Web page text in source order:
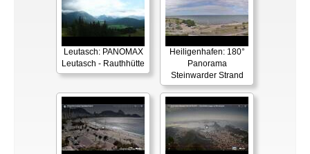
Leutasch: PANOMAX
Leutasch - Rauthhütte
Heiligenhafen: 180°
Panorama
Steinwarder Strand